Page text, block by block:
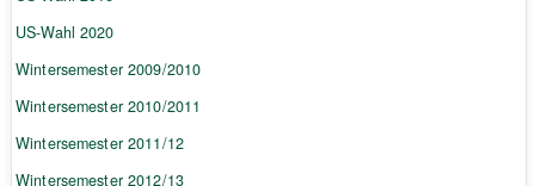
US-Wahl 2020
Wintersemester 2009/2010
Wintersemester 2010/2011
Wintersemester 2011/12
Wintersemester 2012/13